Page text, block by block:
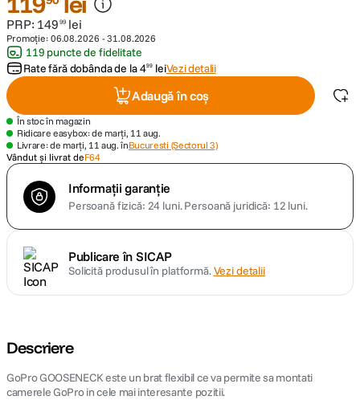
6. lavaliera
7. card memorie
9. insta 360
10. godox
PRP: 149 99 lei
Promoție: 06.08.2026 -31.08.2026
119 puncte de fidelitate
Rate fără dobânda de la499 leiVezi detalii
Adaugă în coș
În stoc în magazin
Ridicare easybox: de marți, 11 aug.
Livrare: de marți, 11 aug. înBucuresti (Sectorul 3)
Vândut și livrat deF64
Informații garanție
Persoană fizică: 24 luni.Persoană juridică: 12 luni.
Publicare în SICAP
Solicită produsul în platformă.Vezi detalii
Descriere
GoPro GOOSENECK este un brat flexibil ce va permite sa montati
camerele GoPro in cele mai interesante pozitii.